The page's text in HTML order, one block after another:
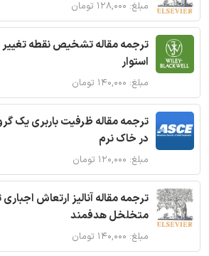
مبلغ: ۱۲۸,۰۰۰ تومان
ترجمه مقاله تشخیص نقطه تغییر
استوار
مبلغ: ۱۴۰,۰۰۰ تومان
ترجمه مقاله ظرفیت باربری یک
در خاک نرم
مبلغ: ۱۲۰,۰۰۰ تومان
ترجمه مقاله آنالیز ارتعاش
متخلخل هدفمند
مبلغ: ۱۴۰,۰۰۰ تومان